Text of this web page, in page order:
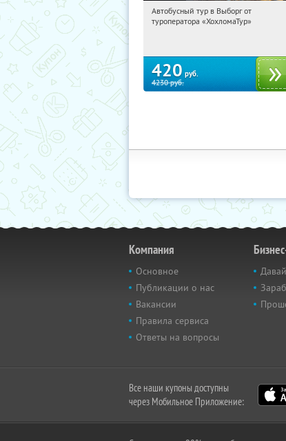
11:27:02 Купили:
Автобусный тур в Выборг от
туроператора «ХохломаТур»
420 руб.
4230руб.
Компания
Основное
Публикации о нас
Вакансии
Правила сервиса
Ответы на вопросы
Все наши купоны доступны
через Мобильное Приложение: